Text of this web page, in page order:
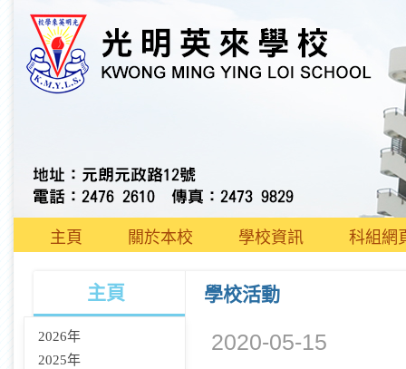
主頁 關於本校 學校資訊 科組網
主頁 學校活動
2026年
2025年
2020-05-15